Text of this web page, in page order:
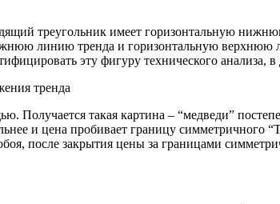
треугольник имеет горизонтальную
линию тренда и горизонтальную
эту фигуру технического анализа,
Получается такая картина – “медведи”
и цена пробивает границу симметричного
после закрытия цены за границами